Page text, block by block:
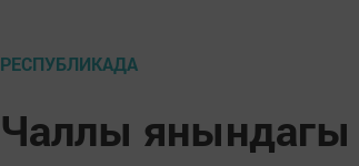
РЕСПУБЛИКАДА
Чаллы